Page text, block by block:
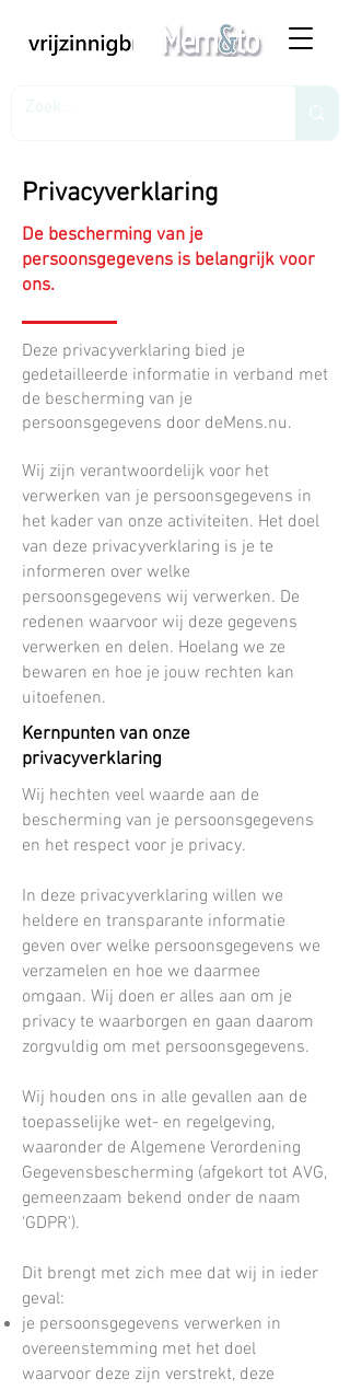
Privacyverklaring
De bescherming van je
persoonsgegevens is belangrijk voor
ons.
Deze privacyverklaring bied je
gedetailleerde informatie in verband met
de bescherming van je
persoonsgegevens door deMens.nu.
Wij zijn verantwoordelijk voor het
verwerken van je persoonsgegevens in
het kader van onze activiteiten. Het doel
van deze privacyverklaring is je te
informeren over welke
persoonsgegevens wij verwerken. De
redenen waarvoor wij deze gegevens
verwerken en delen. Hoelang we ze
bewaren en hoe je jouw rechten kan
uitoefenen.
Kernpunten van onze
privacyverklaring
Wij hechten veel waarde aan de
bescherming van je persoonsgegevens
en het respect voor je privacy.
In deze privacyverklaring willen we
heldere en transparante informatie
geven over welke persoonsgegevens we
verzamelen en hoe we daarmee
omgaan. Wij doen er alles aan om je
privacy te waarborgen en gaan daarom
zorgvuldig om met persoonsgegevens.
Wij houden ons in alle gevallen aan de
toepasselijke wet- en regelgeving,
waaronder de Algemene Verordening
Gegevensbescherming (afgekort tot AVG,
gemeenzaam bekend onder de naam
'GDPR').
Dit brengt met zich mee dat wij in ieder
geval:
je persoonsgegevens verwerken in
overeenstemming met het doel
waarvoor deze zijn verstrekt, deze